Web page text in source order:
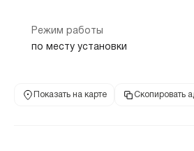
Режим работы
по месту установки
Показать на карте Скопировать